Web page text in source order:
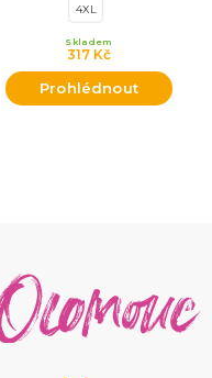
4XL
317 Kč
Skladem
Prohlédnout